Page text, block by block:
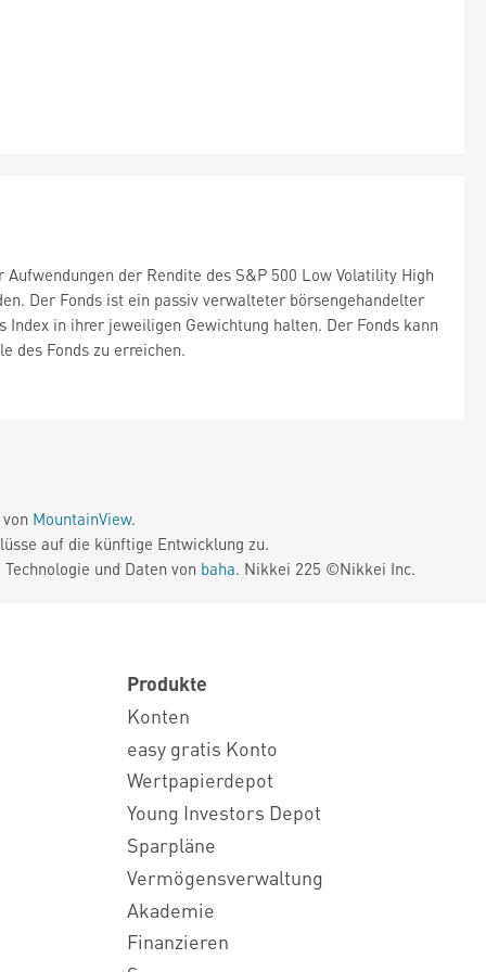
der Rendite des S&P 500 Low Volatility High
Der Fonds ist ein passiv verwalteter börsengehandelter
in ihrer jeweiligen Gewichtung halten. Der Fonds kann
des Fonds zu erreichen.
MountainView.
auf die künftige Entwicklung zu.
und Daten von baha. Nikkei 225 ©Nikkei Inc.
Produkte
Konten
easy gratis Konto
Wertpapierdepot
Young Investors Depot
Sparpläne
Vermögensverwaltung
Akademie
Finanzieren